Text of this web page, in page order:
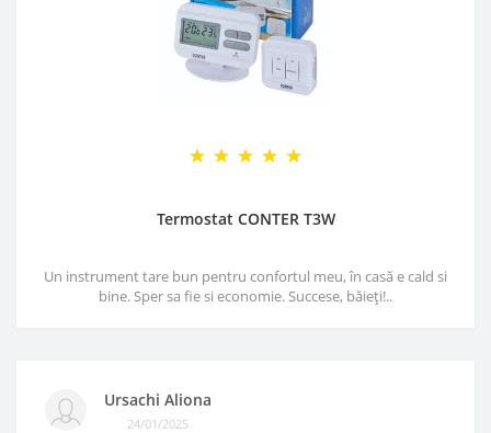
Termostat CONTER T3W
Un instrument tare bun pentru confortul meu, în casă e cald si
bine. Sper sa fie si economie. Succese, băieți!..
Ursachi Aliona
24/01/2025